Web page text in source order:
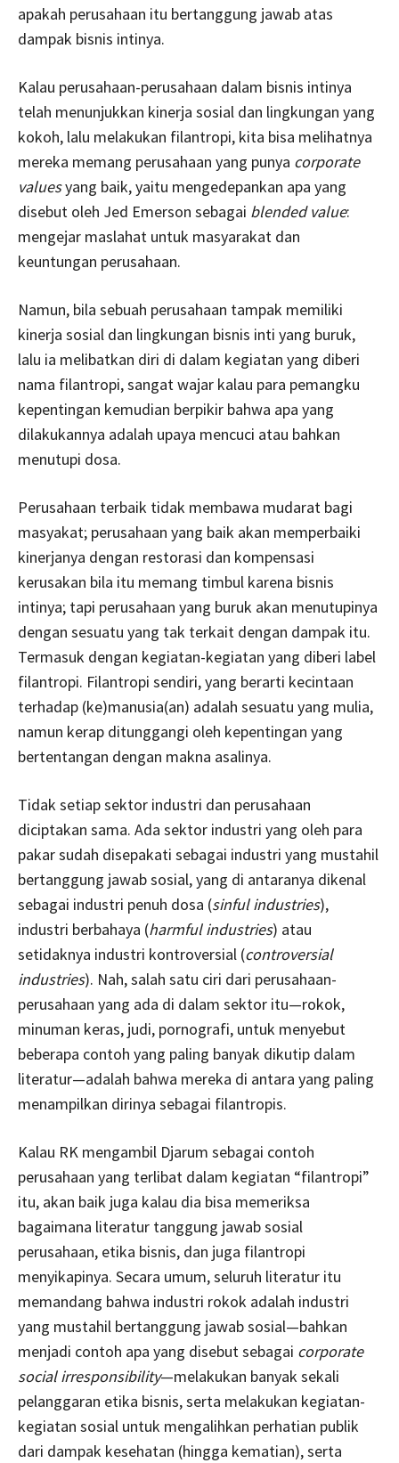
apakah perusahaan itu bertanggung jawab atas
dampak bisnis intinya.
Kalau perusahaan-perusahaan dalam bisnis intinya
telah menunjukkan kinerja sosial dan lingkungan yang
kokoh, lalu melakukan filantropi, kita bisa melihatnya
mereka memang perusahaan yang punya corporate
valuesyang baik, yaitu mengedepankan apa yang
disebut oleh Jed Emerson sebagai blended value:
mengejar maslahat untuk masyarakat dan
keuntungan perusahaan.
Namun, bila sebuah perusahaan tampak memiliki
kinerja sosial dan lingkungan bisnis inti yang buruk,
lalu ia melibatkan diri di dalam kegiatan yang diberi
nama filantropi, sangat wajar kalau para pemangku
kepentingan kemudian berpikir bahwa apa yang
dilakukannya adalah upaya mencuci atau bahkan
menutupi dosa.
Perusahaan terbaik tidak membawa mudarat bagi
masyakat; perusahaan yang baik akan memperbaiki
kinerjanya dengan restorasi dan kompensasi
kerusakan bila itu memang timbul karena bisnis
intinya; tapi perusahaan yang buruk akan menutupinya
dengan sesuatu yang tak terkait dengan dampak itu.
Termasuk dengan kegiatan-kegiatan yang diberi label
filantropi. Filantropi sendiri, yang berarti kecintaan
terhadap (ke)manusia(an) adalah sesuatu yang mulia,
namun kerap ditunggangi oleh kepentingan yang
bertentangan dengan makna asalinya.
Tidak setiap sektor industri dan perusahaan
diciptakan sama. Ada sektor industri yang oleh para
pakar sudah disepakati sebagai industri yang mustahil
bertanggung jawab sosial, yang di antaranya dikenal
sebagai industri penuh dosa (sinful industries),
industri berbahaya (harmful industries) atau
setidaknya industri kontroversial (controversial
industries). Nah, salah satu ciri dari perusahaan-
perusahaan yang ada di dalam sektor itu—rokok,
minuman keras, judi, pornografi, untuk menyebut
beberapa contoh yang paling banyak dikutip dalam
literatur—adalah bahwa mereka di antara yang paling
menampilkan dirinya sebagai filantropis.
Kalau RK mengambil Djarum sebagai contoh
perusahaan yang terlibat dalam kegiatan “filantropi”
itu, akan baik juga kalau dia bisa memeriksa
bagaimana literatur tanggung jawab sosial
perusahaan, etika bisnis, dan juga filantropi
menyikapinya. Secara umum, seluruh literatur itu
memandang bahwa industri rokok adalah industri
yang mustahil bertanggung jawab sosial—bahkan
menjadi contoh apa yang disebut sebagai corporate
social irresponsibility—melakukan banyak sekali
pelanggaran etika bisnis, serta melakukan kegiatan-
kegiatan sosial untuk mengalihkan perhatian publik
dari dampak kesehatan (hingga kematian), serta